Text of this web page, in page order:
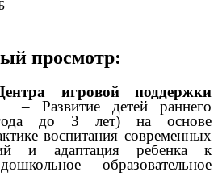
просмотр:
игровой поддержки
– Развитие детей раннего
до 3 лет) на основе
воспитания современных
и адаптация ребенка к
образовательное